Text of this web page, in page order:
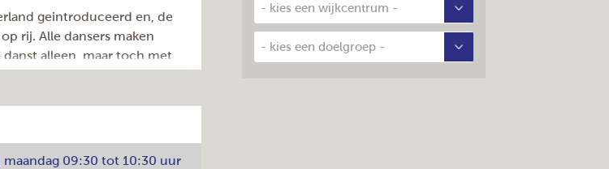
geintroduceerd en, de
rij. Alle dansers maken
alleen, maar toch met
09:30 tot 10:30 uur